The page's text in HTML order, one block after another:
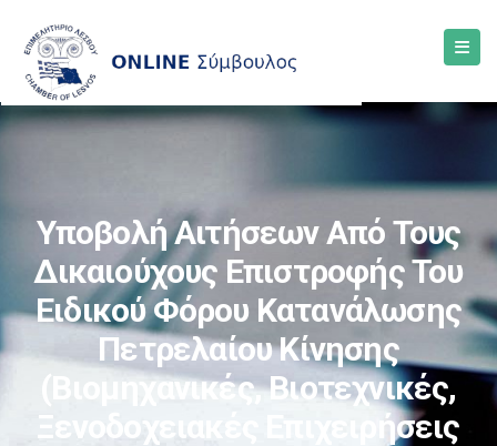
Υποβολή Αιτήσεων Από Τους
Δικαιούχους Επιστροφής Του
Ειδικού Φόρου Κατανάλωσης
Πετρελαίου Κίνησης
(βιομηχανικές, Βιοτεχνικές,
Ξενοδοχειακές Επιχειρήσεις